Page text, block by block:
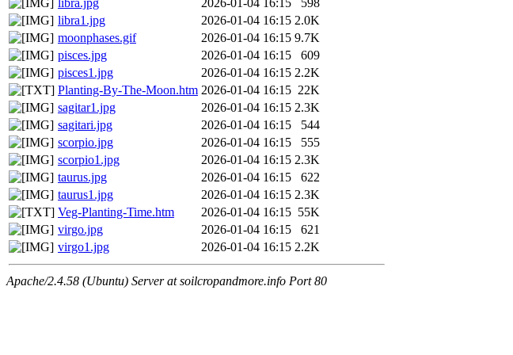
libra.jpg
2026-01-04 16:15
598
libra1.jpg
2026-01-04 16:15 2.0K
moonphases.gif
2026-01-04 16:15 9.7K
pisces.jpg
2026-01-04 16:15
609
pisces1.jpg
2026-01-04 16:15 2.2K
Planting-By-The-Moon.htm 2026-01-04 16:15 22K
sagitar1.jpg
2026-01-04 16:15 2.3K
sagitari.jpg
2026-01-04 16:15
544
scorpio.jpg
2026-01-04 16:15
555
scorpio1.jpg
2026-01-04 16:15 2.3K
taurus.jpg
2026-01-04 16:15
622
taurus1.jpg
2026-01-04 16:15 2.3K
Veg-Planting-Time.htm
2026-01-04 16:15 55K
virgo.jpg
2026-01-04 16:15
621
virgo1.jpg
2026-01-04 16:15 2.2K
Apache/2.4.58 (Ubuntu) Server at soilcropandmore.info Port 80